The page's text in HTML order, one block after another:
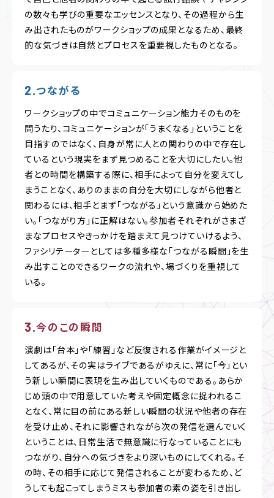
の数々も学びの重要なエッセンスとなり、その過程から生
み出されたものがワークショップの成果となるため、最終
的な気づきは自然とプロセスを重要視したものとなる。
つながる
ワークショップの中でコミュニケーション能力そのものを
問うたり、コミュニケーションが「うまくなる」ということを
目指すのではなく、自身が常に人との関わりの中で存在し
ているという現実をまず見つめることを大切にしたい。他
者との時間を構築する際に、相手によって自分を変えてし
まうことなく、ありのままの自分を大切にしながら他者と
関わるには、相手とまず「つながる」という意識から始めた
い。「つながり方」に正解はない。参加者それぞれがさまざ
まなプロセスやきっかけを踏まえて見つけていけるよう、
ファシリテーターとしては多種多様な「つながる瞬間」を生
み出すことのできるワークの流れや、場づくりを重視して
いる。
今のこの瞬間
演劇は「台本」や「練習」など反復される作業がイメージと
してあるが、その実はライブであるがゆえに、常に「今」とい
う新しい瞬間に表現を生み出していくものである。あらか
じめ頭の中で用意していた考えや固定概念に捉われるこ
となく、常に目の前にある新しい瞬間の状況や他者の存在
を受け止め、それに影響されながら次の発信を選んでいく
ということは、日常生活で無意識に行なっていることにも
つながり、自分への気づきをより深いものにしてくれる。そ
の時、その相手に応じて発信されることが変わるため、ど
うしても起こってしまうミスも参加者の素の姿を引き出し